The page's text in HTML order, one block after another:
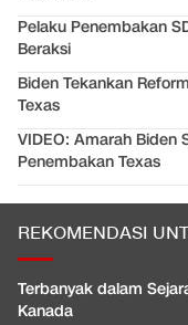
Pelaku Penembakan
Beraksi
Biden Tekankan
Texas
VIDEO: Amarah Biden
Penembakan Texas
REKOMENDASI
Terbanyak dalam
Kanada